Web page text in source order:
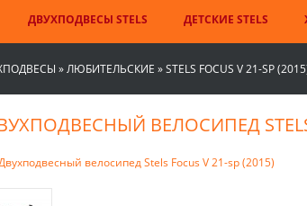
ДВУХПОДВЕСЫ STELS ДЕТСКИЕ STELS
»ЛЮБИТЕЛЬСКИЕ »STELS FOCUS V 21-SP
ВЕЛОСИПЕД STELS